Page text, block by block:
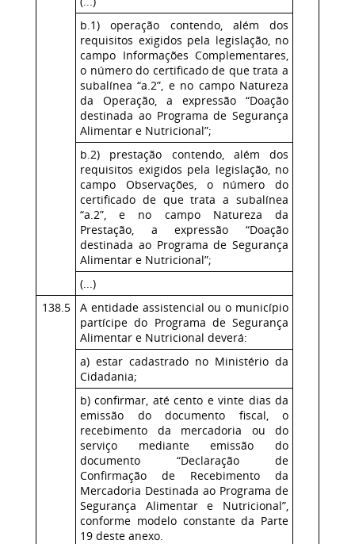
b.1) operação contendo, além dos
requisitos exigidos pela legislação, no
campo Informações Complementares,
o número do certificado de que trata a
subalínea “a.2”, e no campo Natureza
da Operação, a expressão “Doação
destinada ao Programa de Segurança
Alimentar e Nutricional”;
b.2) prestação contendo, além dos
requisitos exigidos pela legislação, no
campo Observações, o número do
certificado de que trata a subalínea
“a.2”, e no campo Natureza da
Prestação, a expressão “Doação
destinada ao Programa de Segurança
Alimentar e Nutricional”;
(...)
138.5
A entidade assistencial ou o município
partícipe do Programa de Segurança
Alimentar e Nutricional deverá:
a) estar cadastrado no Ministério da
Cidadania;
b) confirmar, até cento e vinte dias da
emissão do documento fiscal, o
recebimento da mercadoria ou do
serviço mediante emissão do
documento “Declaração de
Confirmação de Recebimento da
Mercadoria Destinada ao Programa de
Segurança Alimentar e Nutricional”,
conforme modelo constante da Parte
19 deste anexo.